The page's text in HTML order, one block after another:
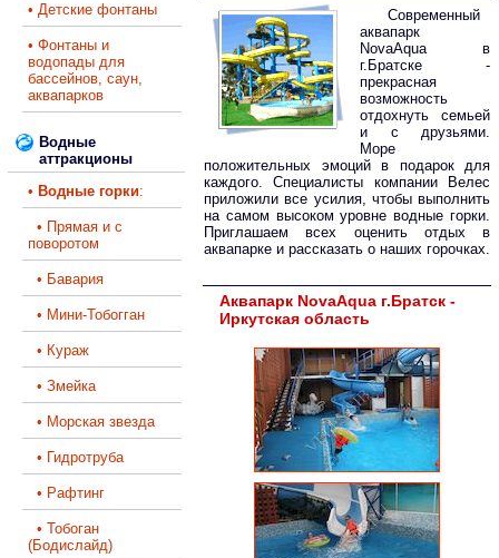
• Детские фонтаны
• Фонтаны и
водопады для
бассейнов, саун,
аквапарков
Водные
аттракционы
• Водные горки:
• Прямая и с
поворотом
• Бавария
• Мини-Тобогган
• Кураж
• Змейка
• Морская звезда
• Гидротруба
• Рафтинг
• Тобоган
(Бодислайд)
Современный
аквапарк
NovaAqua в
г.Братске -
прекрасная
возможность
отдохнуть семьей
и с друзьями.
Море
положительных эмоций в подарок для
каждого. Специалисты компании Велес
приложили все усилия, чтобы выполнить
на самом высоком уровне водные горки.
Приглашаем всех оценить отдых в
аквапарке и рассказать о наших горочках.
Аквапарк NovaAqua г.Братск -
Иркутская область